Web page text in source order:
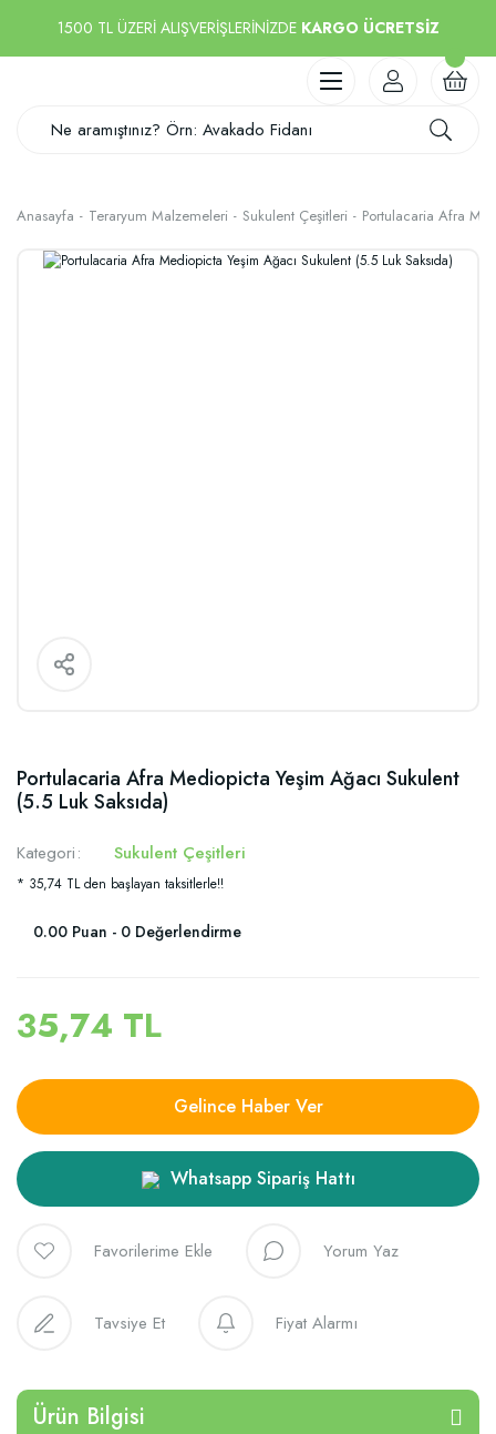
1500 TL ÜZERİ ALIŞVERİŞLERİNİZDE KARGO ÜCRETSİZ
Anasayfa Teraryum Malzemeleri Sukulent Çeşitleri Portulacaria Afra
Portulacaria Afra Mediopicta Yeşim Ağacı Sukulent
(5.5 Luk Saksıda)
Kategori Sukulent Çeşitleri
* 35,74 TL den başlayan taksitlerle!!
0.00 Puan - 0 Değerlendirme
35,74 TL
Gelince Haber Ver
Whatsapp Sipariş Hattı
Yorum Yaz
Tavsiye Et Fiyat Alarmı
Ürün Bilgisi